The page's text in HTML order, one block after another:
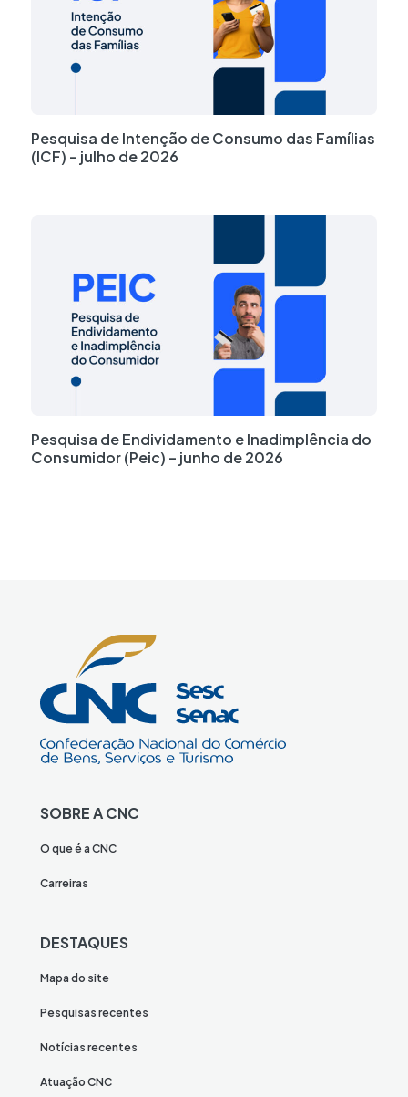
Pesquisa de Intenção de Consumo das Famílias
(ICF) – julho de 2026
Pesquisa de Endividamento e Inadimplência do
Consumidor (Peic) – junho de 2026
SOBRE A CNC
O que é a CNC
Carreiras
DESTAQUES
Mapa do site
Pesquisas recentes
Notícias recentes
Atuação CNC